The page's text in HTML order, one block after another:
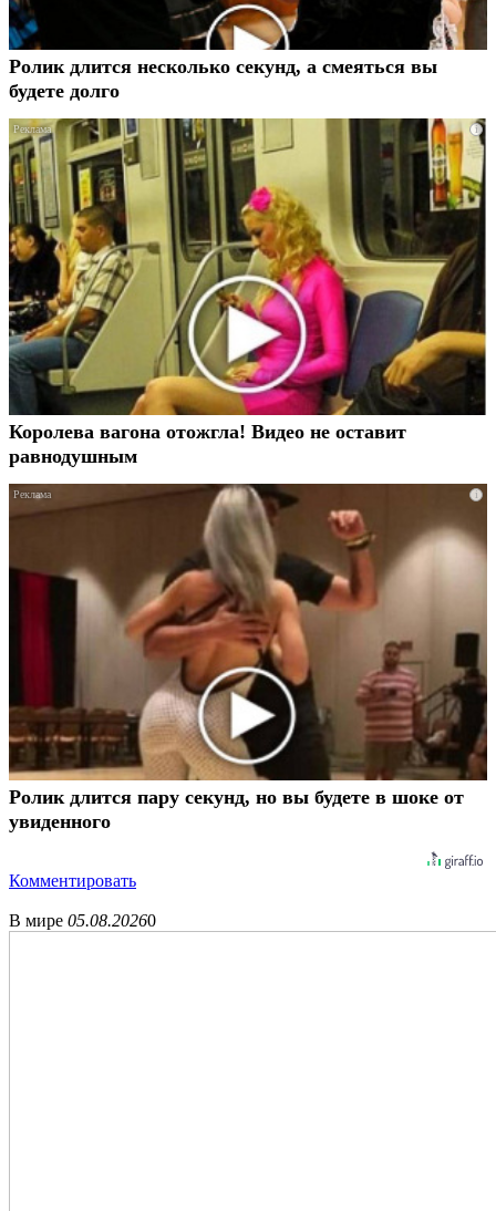
Ролик длится несколько секунд, а смеяться вы
будете долго
i
Королева вагона отожгла! Видео не оставит
равнодушным
i
Ролик длится пару секунд, но вы будете в шоке от
увиденного
Комментировать
В мире 05.08.20260